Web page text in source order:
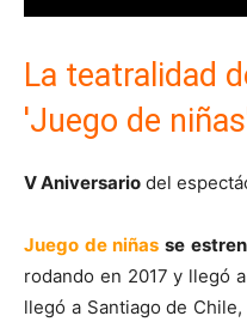
La teatralidad
'Juego de
V Aniversario del
Juego de niñas se
rodando en 2017 y llegó
llegó a Santiago de